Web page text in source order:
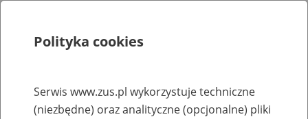
Rejestry, ewidencje i archiwa
Polityka cookies
Serwis www.zus.pl wykorzystuje techniczne
(niezbędne) oraz analityczne (opcjonalne) pliki